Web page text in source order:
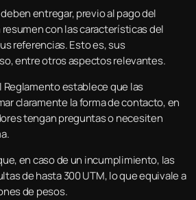
entregar, previo al pago del
con las características del
referencias. Esto es, sus
entre otros aspectos relevantes.
Reglamento establece que las
claramente la forma de contacto, en
tengan preguntas o necesiten
en caso de un incumplimiento, las
de hasta 300 UTM, lo que equivale a
de pesos.